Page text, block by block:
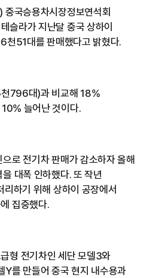
국승용차시장정보연석회
슬라가 지난달 중국 상하이
천51대를 판매했다고 밝혔다.
796대)과 비교해 18%
늘어난 것이다.
로 전기차 판매가 감소하자 올해
대폭 인하했다. 또 작년
하기 위해 상하이 공장에서
집중했다.
형 전기차인 세단 모델3와
를 만들어 중국 현지 내수용과